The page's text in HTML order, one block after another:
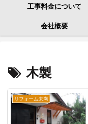
工事料金について
会社概要
木製
リフォーム未満